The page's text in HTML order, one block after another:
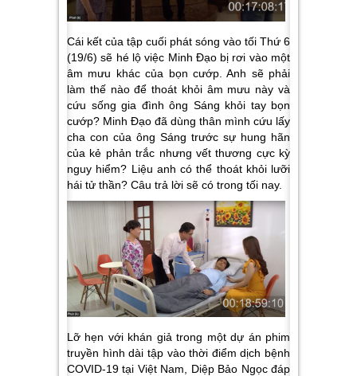
Cái kết của tập cuối phát sóng vào tối Thứ 6
(19/6) sẽ hé lộ việc Minh Đạo bị rơi vào một
âm mưu khác của bọn cướp. Anh sẽ phải
làm thế nào để thoát khỏi âm mưu này và
cứu sống gia đình ông Sáng khỏi tay bọn
cướp? Minh Đạo đã dùng thân mình cứu lấy
cha con của ông Sáng trước sự hung hãn
của kẻ phản trắc nhưng vết thương cực kỳ
nguy hiểm? Liệu anh có thể thoát khỏi lưỡi
hái tử thần? Câu trả lời sẽ có trong tối nay.
Lỡ hẹn với khán giả trong một dự án phim
truyền hình dài tập vào thời điểm dịch bệnh
COVID-19 tại Việt Nam, Diệp Bảo Ngọc đáp